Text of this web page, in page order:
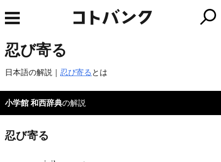
忍び寄る
日本語の解説｜ 忍び寄る とは
小学館 和西辞典の解説
忍び寄る